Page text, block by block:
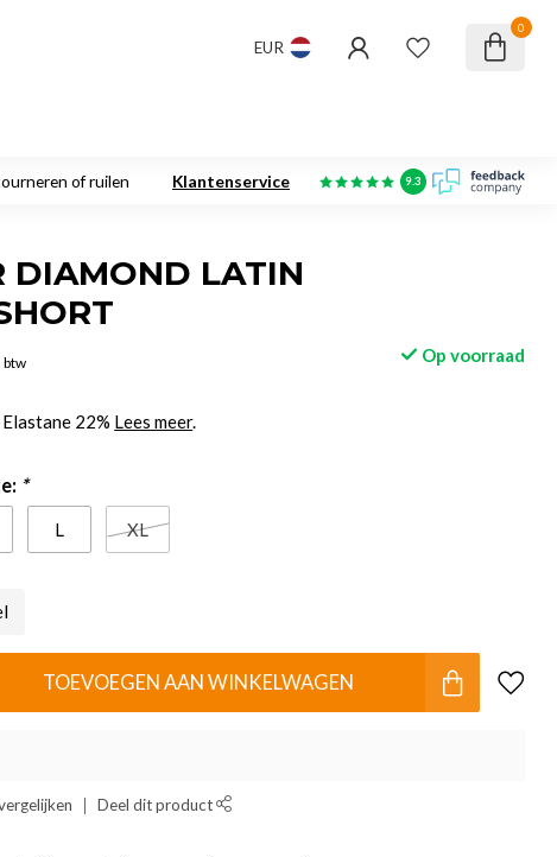
EUR
0
of ruilen Klantenservice 9.3
DIAMOND LATIN
btw Op voorraad
22% Lees meer.
*
L XL
TOEVOEGEN AAN WINKELWAGEN
Deel dit product